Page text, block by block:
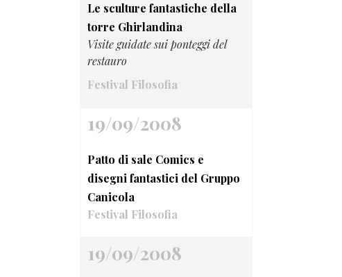
Le sculture fantastiche della
torre Ghirlandina
Visite guidate sui ponteggi del
restauro
Festival Filosofia
19/09/2008
Patto di sale Comics e
disegni fantastici del Gruppo
Canicola
Festival Filosofia
19/09/2008